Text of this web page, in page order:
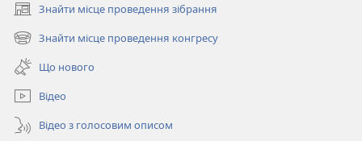
Знайти місце проведення зібрання
(відкривається
у
новому
вікні)
Знайти місце проведення конгресу
(відкривається
новому
вікні)
Що нового
Відео
Відео з голосовим описом